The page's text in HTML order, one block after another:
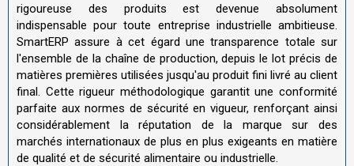
rigoureuse des produits est devenue absolument
indispensable pour toute entreprise industrielle ambitieuse.
SmartERP assure à cet égard une transparence totale sur
l'ensemble de la chaîne de production, depuis le lot précis de
matières premières utilisées jusqu'au produit fini livré au client
final. Cette rigueur méthodologique garantit une conformité
parfaite aux normes de sécurité en vigueur, renforçant ainsi
considérablement la réputation de la marque sur des
marchés internationaux de plus en plus exigeants en matière
de qualité et de sécurité alimentaire ou industrielle.